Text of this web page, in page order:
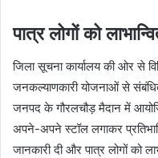
पात्र लोगों को
जिला सूचना कार्यालय की ओर से
जनकल्याणकारी योजनाओं से
जनपद के गौरलचौड़ मैदान में
अपने-अपने स्टॉल लगाकर
जानकारी दी और पात्र लोगों को